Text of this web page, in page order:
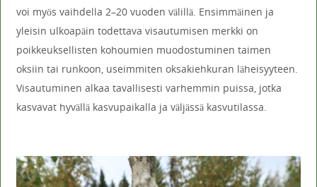
voi myös vaihdella 2–20 vuoden välillä. Ensimmäinen ja
yleisin ulkoapäin todettava visautumisen merkki on
poikkeuksellisten kohoumien muodostuminen taimen
oksiin tai runkoon, useimmiten oksakiehkuran läheisyyteen.
Visautuminen alkaa tavallisesti varhemmin puissa, jotka
kasvavat hyvällä kasvupaikalla ja väljässä kasvutilassa.